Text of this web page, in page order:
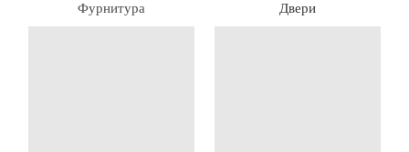
Фурнитура Двери